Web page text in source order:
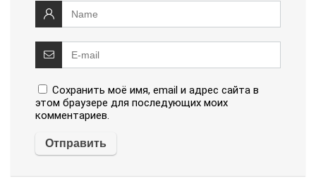
Сохранить моё имя, email и адрес сайта в
этом браузере для последующих моих
комментариев.